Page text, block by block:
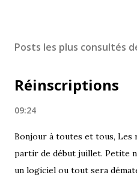
Posts les plus consultés
Réinscriptions
09:24
Bonjour à toutes et tous,
partir de début juillet. Petite
un logiciel ou tout sera